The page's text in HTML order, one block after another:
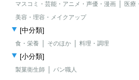
マスコミ・芸能・アニメ・声優・漫画
医療
美容・理容・メイクアップ
[中分類]
食・栄養 そのほか 料理・調理
[小分類]
製菓衛生師 パン職人